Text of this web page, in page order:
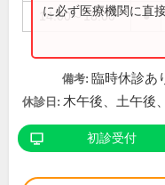
14:00～18:00 ●
に必ず医療機関に直
備考: 臨時休診あ
休診日: 木午後、土午後
初診受付